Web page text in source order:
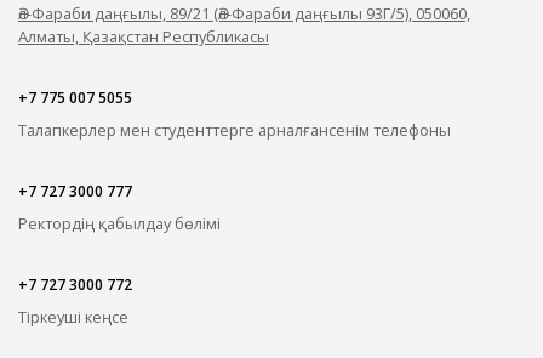
Әл-Фараби даңғылы, 89/21 (Әл-Фараби даңғылы 93Г/5), 050060,
Алматы, Қазақстан Республикасы
+7 775 007 5055
Талапкерлер мен студенттерге арналғансенім телефоны
+7 727 3000 777
Ректордің қабылдау бөлімі
+7 727 3000 772
Тіркеуші кеңсе